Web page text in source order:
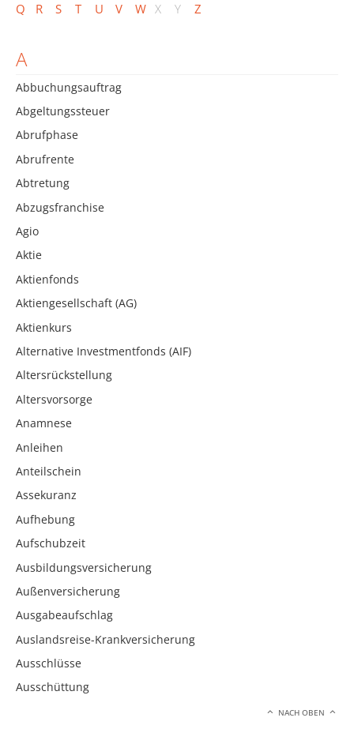
Q
R S T U V W X Y Z
A
Abbuchungsauftrag
Abgeltungssteuer
Abrufphase
Abrufrente
Abtretung
Abzugsfranchise
Agio
Aktie
Aktienfonds
Aktiengesellschaft (AG)
Aktienkurs
Alternative Investmentfonds (AIF)
Altersrückstellung
Altersvorsorge
Anamnese
Anleihen
Anteilschein
Assekuranz
Aufhebung
Aufschubzeit
Ausbildungsversicherung
Außenversicherung
Ausgabeaufschlag
Auslandsreise-Krankversicherung
Ausschlüsse
Ausschüttung
NACH OBEN